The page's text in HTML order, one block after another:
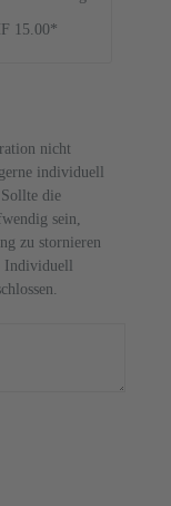
15.00*
nicht
individuell
die
sein,
zu stornieren